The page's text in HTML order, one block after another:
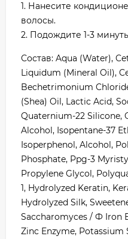
1. Нанесите
волосы.
2. Подождите 1-3
Состав: Aqua (Water),
Liquidum (Mineral Oil),
Bechetrimonium
(Shea) Oil, Lactic Acid,
Quaternium-22 Silicone,
Alcohol, Isopentane-37
Isoperphenol, Alcohol,
Phosphate, Ppg-3
Propylene Glycol,
1, Hydrolyzed Keratin,
Hydrolyzed Silk,
Saccharomyces / Ф Iron
Zinc Enzyme, Potassium